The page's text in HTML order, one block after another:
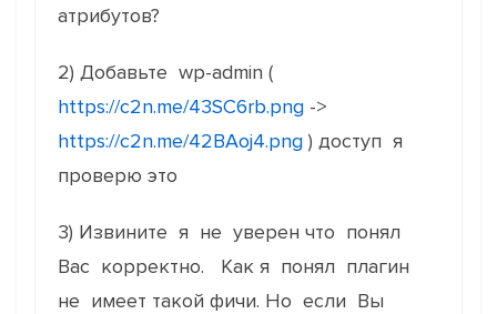
атрибутов?
2) Добавьте wp-admin (
https://c2n.me/43SC6rb.png ->
https://c2n.me/42BAoj4.png ) доступ я
проверю это
3) Извините я не уверен что понял
Вас корректно. Как я понял плагин
не имеет такой фичи. Но если Вы